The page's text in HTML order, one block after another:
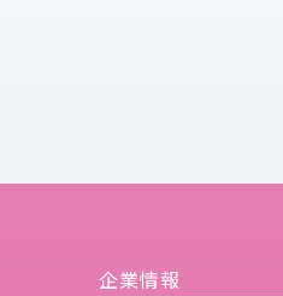
企業情報